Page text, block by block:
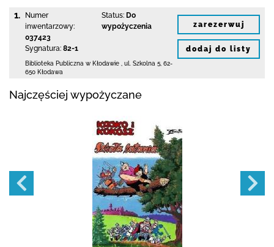
1.
Numer
inwentarzowy:
037423
Sygnatura: 82-1
Status: Do
wypożyczenia
Biblioteka Publiczna w Kłodawie ul. Szkolna 5 62-
650 Kłodawa
zarezerwuj
dodaj do listy
Najczęściej wypożyczane